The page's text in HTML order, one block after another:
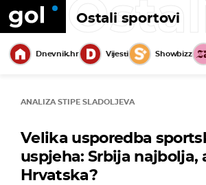
Ostali sportovi
Dnevnik.hr Vijesti Showbizz
ANALIZA STIPE SLADOLJEVA
Velika usporedba
uspjeha: Srbija najbolja,
Hrvatska?